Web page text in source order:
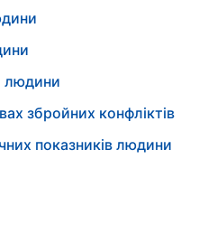
людини
збройних конфліктів
показників людини